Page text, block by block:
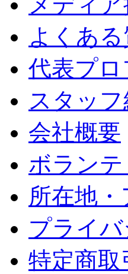
よくあ
代表プ
スタッ
会社概要
ボラン
所在地
プライ
特定商取